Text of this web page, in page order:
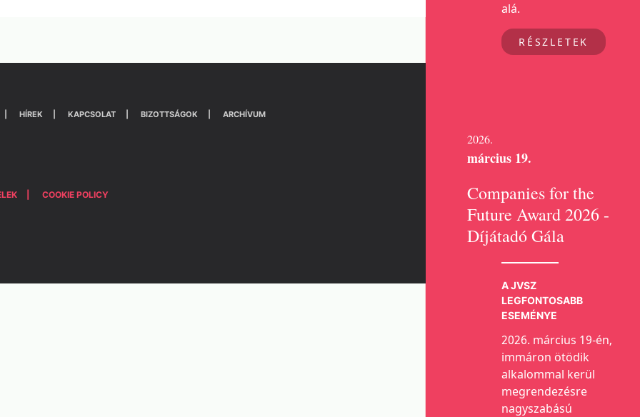
alá.
RÉSZLETEK
2026.
március 19.
Companies for the
Future Award 2026 -
Díjátadó Gála
A JVSZ
LEGFONTOSABB
ESEMÉNYE
2026. március 19-én,
immáron ötödik
alkalommal kerül
megrendezésre
nagyszabású
HÍREK KAPCSOLAT BIZOTTSÁGOK ARCHÍVUM
COOKIE POLICY